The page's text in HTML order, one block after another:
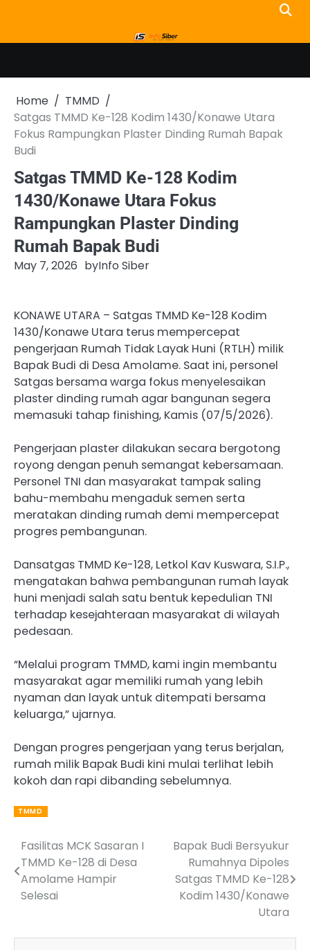
content
Home
TMMD
Satgas TMMD Ke-128 Kodim 1430/Konawe Utara
Fokus Rampungkan Plaster Dinding Rumah Bapak
Budi
Satgas TMMD Ke-128 Kodim
1430/Konawe Utara Fokus
Rampungkan Plaster Dinding
Rumah Bapak Budi
May 7, 2026 byInfo Siber
KONAWE UTARA – Satgas TMMD Ke-128 Kodim
1430/Konawe Utara terus mempercepat
pengerjaan Rumah Tidak Layak Huni (RTLH) milik
Bapak Budi di Desa Amolame. Saat ini, personel
Satgas bersama warga fokus menyelesaikan
plaster dinding rumah agar bangunan segera
memasuki tahap finishing, Kamis (07/5/2026).
Pengerjaan plaster dilakukan secara bergotong
royong dengan penuh semangat kebersamaan.
Personel TNI dan masyarakat tampak saling
bahu-membahu mengaduk semen serta
meratakan dinding rumah demi mempercepat
progres pembangunan.
Dansatgas TMMD Ke-128, Letkol Kav Kuswara, S.I.P.,
mengatakan bahwa pembangunan rumah layak
huni menjadi salah satu bentuk kepedulian TNI
terhadap kesejahteraan masyarakat di wilayah
pedesaan.
“Melalui program TMMD, kami ingin membantu
masyarakat agar memiliki rumah yang lebih
nyaman dan layak untuk ditempati bersama
keluarga,” ujarnya.
Dengan progres pengerjaan yang terus berjalan,
rumah milik Bapak Budi kini mulai terlihat lebih
kokoh dan rapi dibanding sebelumnya.
TMMD
Post
navigation
Fasilitas MCK Sasaran I
TMMD Ke-128 di Desa
Amolame Hampir
Selesai
Bapak Budi Bersyukur
Rumahnya Dipoles
Satgas TMMD Ke-128
Kodim 1430/Konawe
Utara